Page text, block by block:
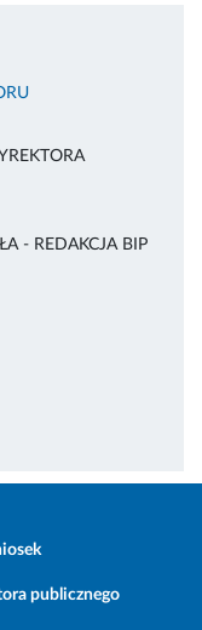
- REDAKCJA BIP
publicznego